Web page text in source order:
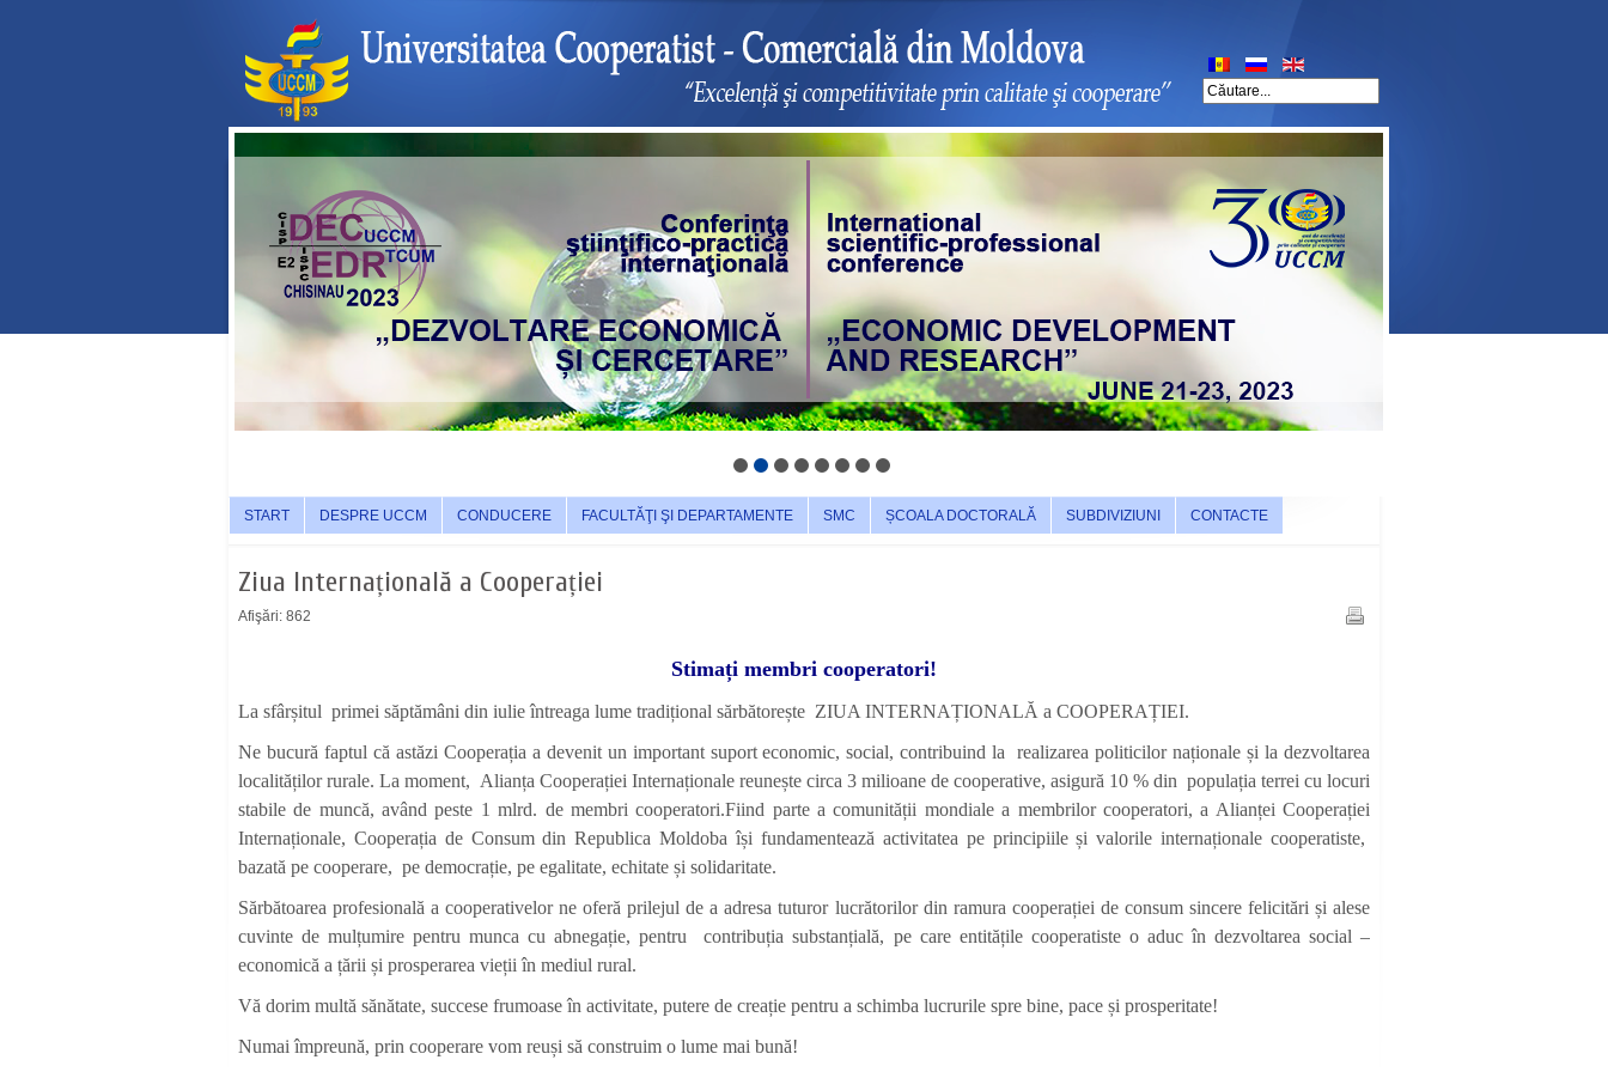
START DESPRE UCCM CONDUCERE FACULTĂŢI ŞI DEPARTAMENTE SMC ȘCOALA DOCTORALĂ SUBDIVIZIUNI CONTACTE
Ziua Internațională a Cooperației
Afişări: 862
Stimați membri cooperatori!
La sfârșitul primei săptămâni din iulie întreaga lume tradițional sărbătorește ZIUA INTERNAȚIONALĂ a COOPERAȚIEI.
Ne bucură faptul că astăzi Cooperația a devenit un important suport economic, social, contribuind la realizarea politicilor naționale și la dezvoltarea
localităților rurale. La moment, Alianța Cooperației Internaționale reunește circa 3 milioane de cooperative, asigură 10 % din populația terrei cu locuri
stabile de muncă, având peste 1 mlrd. de membri cooperatori.Fiind parte a comunității mondiale a membrilor cooperatori, a Alianței Cooperației
Internaționale, Cooperația de Consum din Republica Moldoba își fundamentează activitatea pe principiile și valorile internaționale cooperatiste,
bazată pe cooperare, pe democrație, pe egalitate, echitate și solidaritate.
Sărbătoarea profesională a cooperativelor ne oferă prilejul de a adresa tuturor lucrătorilor din ramura cooperației de consum sincere felicitări și alese
cuvinte de mulțumire pentru munca cu abnegație, pentru contribuția substanțială, pe care entitățile cooperatiste o aduc în dezvoltarea social –
economică a țării și prosperarea vieții în mediul rural.
Vă dorim multă sănătate, succese frumoase în activitate, putere de creație pentru a schimba lucrurile spre bine, pace și prosperitate!
Numai împreună, prin cooperare vom reuși să construim o lume mai bună!